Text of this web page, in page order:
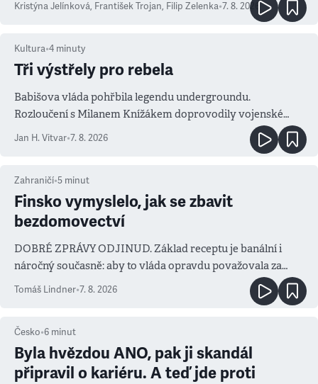
Kristýna Jelínková, František Trojan, Filip Zelenka•7. 8. 2026
Kultura•4 minuty
Tři výstřely pro rebela
Babišova vláda pohřbila legendu undergroundu.
Rozloučení s Milanem Knížákem doprovodily vojenské
salvy i kritika pokrokářů
Jan H. Vitvar•7. 8. 2026
Zahraničí•5 minut
Finsko vymyslelo, jak se zbavit
bezdomovectví
DOBRÉ ZPRÁVY ODJINUD. Základ receptu je banální i
náročný současně: aby to vláda opravdu považovala za
prioritu
Tomáš Lindner•7. 8. 2026
Česko•6 minut
Byla hvězdou ANO, pak ji skandál
připravil o kariéru. A teď jde proti